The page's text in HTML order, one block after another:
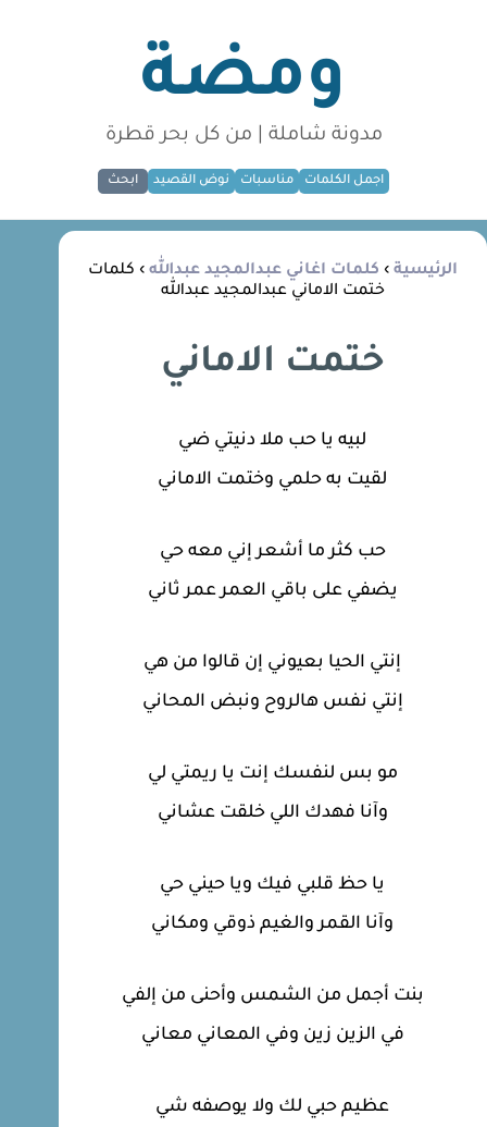
ومضة
مدونة شاملة | من كل بحر قطرة
اجمل الكلمات مناسبات نوض القصيد ابحث
الرئيسية › كلمات اغاني عبدالمجيد عبدالله › كلمات
ختمت الاماني عبدالمجيد عبدالله
ختمت الاماني
لبيه يا حب ملا دنيتي ضي
لقيت به حلمي وختمت الاماني
حب كثر ما أشعر إني معه حي
يضفي على باقي العمر عمر ثاني
إنتي الحيا بعيوني إن قالوا من هي
إنتي نفس هالروح ونبض المحاني
مو بس لنفسك إنت يا ريمتي لي
وآنا فهدك اللي خلقت عشاني
يا حظ قلبي فيك ويا حيني حي
وآنا القمر والغيم ذوقي ومكاني
بنت أجمل من الشمس وأحنى من إلفي
في الزين زين وفي المعاني معاني
عظيم حبي لك ولا يوصفه شي